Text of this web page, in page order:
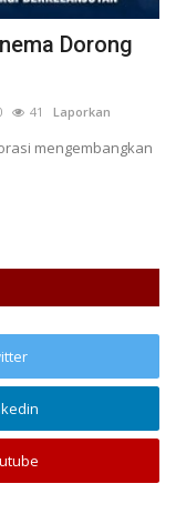
Dorong
41 Laporkan
mengembangkan